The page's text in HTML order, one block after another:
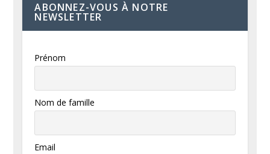
ABONNEZ-VOUS À NOTRE
NEWSLETTER
Prénom
Nom de famille
Email